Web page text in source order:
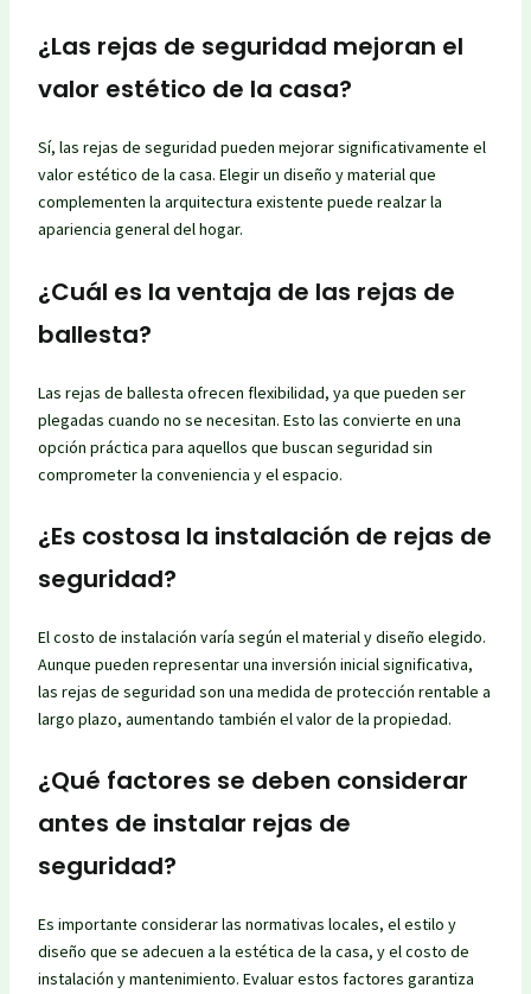
¿Las rejas de seguridad mejoran el
valor estético de la casa?
Sí, las rejas de seguridad pueden mejorar significativamente el
valor estético de la casa. Elegir un diseño y material que
complementen la arquitectura existente puede realzar la
apariencia general del hogar.
¿Cuál es la ventaja de las rejas de
ballesta?
Las rejas de ballesta ofrecen flexibilidad, ya que pueden ser
plegadas cuando no se necesitan. Esto las convierte en una
opción práctica para aquellos que buscan seguridad sin
comprometer la conveniencia y el espacio.
¿Es costosa la instalación de rejas de
seguridad?
El costo de instalación varía según el material y diseño elegido.
Aunque pueden representar una inversión inicial significativa,
las rejas de seguridad son una medida de protección rentable a
largo plazo, aumentando también el valor de la propiedad.
¿Qué factores se deben considerar
antes de instalar rejas de
seguridad?
Es importante considerar las normativas locales, el estilo y
diseño que se adecuen a la estética de la casa, y el costo de
instalación y mantenimiento. Evaluar estos factores garantiza